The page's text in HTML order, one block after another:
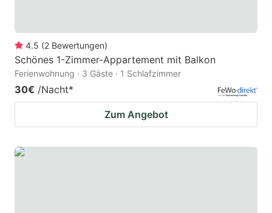
4.5 (2 Bewertungen)
Schönes 1-Zimmer-Appartement mit Balkon
Ferienwohnung · 3 Gäste · 1 Schlafzimmer
30€ /Nacht*
Zum Angebot